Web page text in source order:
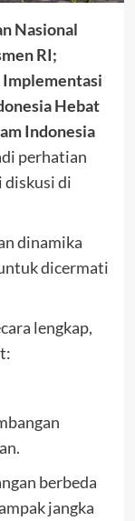
Nasional
RI;
Implementasi
Hebat
Indonesia
perhatian
diskusi di
dinamika
dicermati
lengkap,
berbeda
jangka